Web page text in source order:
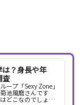
は？身長や年
査
ープ「Sexy Zone」
池風磨さんです
どこなのでしょう